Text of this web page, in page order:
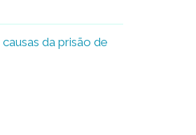
da prisão de